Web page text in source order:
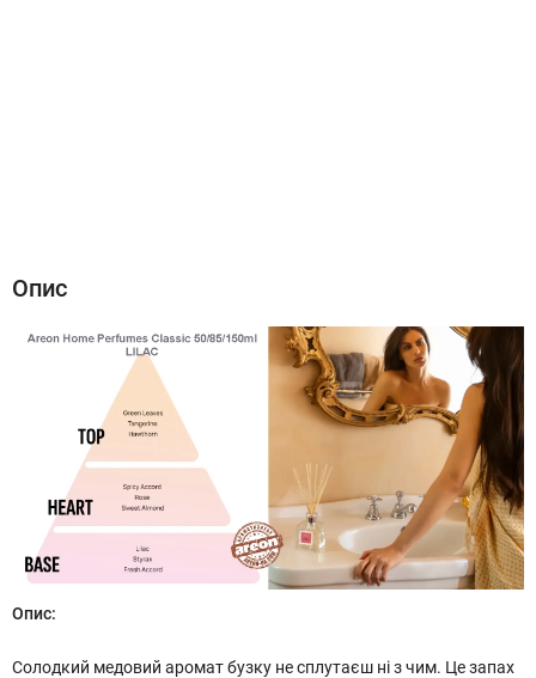
Опис
Опис:
Солодкий медовий аромат бузку не сплутаєш ні з чим. Це запах